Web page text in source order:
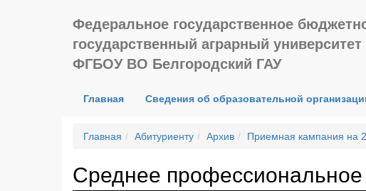
Федеральное государственное
государственный аграрный
ФГБОУ ВО Белгородский ГАУ
Главная(current)Сведения об образовательной
Главная Абитуриенту Архив Приемная кампания на
Среднее профессиональное